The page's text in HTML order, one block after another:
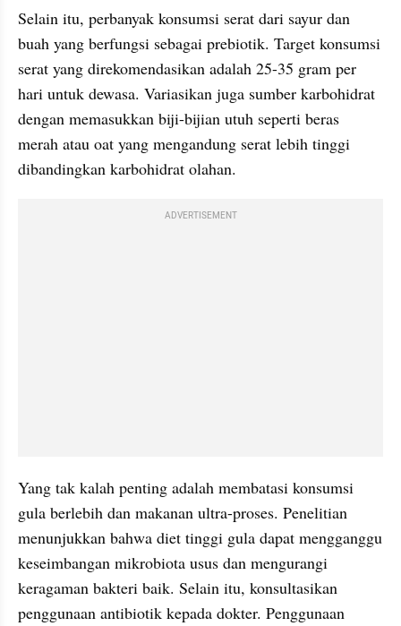
Selain itu, perbanyak konsumsi serat dari sayur dan
buah yang berfungsi sebagai prebiotik. Target konsumsi
serat yang direkomendasikan adalah 25-35 gram per
hari untuk dewasa. Variasikan juga sumber karbohidrat
dengan memasukkan biji-bijian utuh seperti beras
merah atau oat yang mengandung serat lebih tinggi
dibandingkan karbohidrat olahan.
ADVERTISEMENT
Yang tak kalah penting adalah membatasi konsumsi
gula berlebih dan makanan ultra-proses. Penelitian
menunjukkan bahwa diet tinggi gula dapat mengganggu
keseimbangan mikrobiota usus dan mengurangi
keragaman bakteri baik. Selain itu, konsultasikan
penggunaan antibiotik kepada dokter. Penggunaan